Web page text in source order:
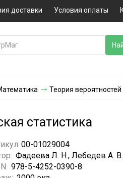
доставки Условия оплаты
Теория
статистика
00-01029004
Фадеева Л. Н., Лебедев А. В.
978-5-4252-0390-8